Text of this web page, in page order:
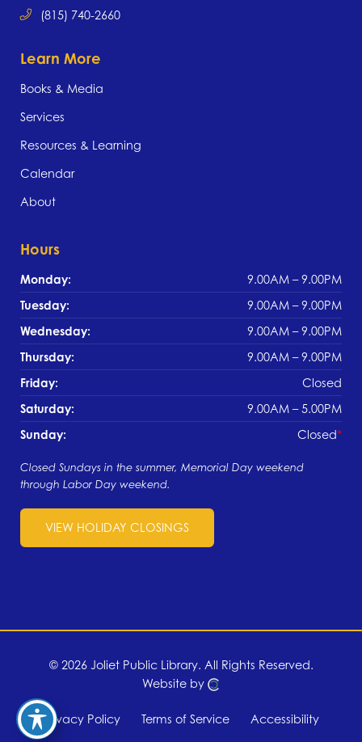
(815) 740-2660
Learn More
Books & Media
Services
Resources & Learning
Calendar
About
Hours
Monday:
9.00AM – 9.00PM
Tuesday:
9.00AM – 9.00PM
Wednesday:
9.00AM – 9.00PM
Thursday:
9.00AM – 9.00PM
Friday:
Closed
Saturday:
9.00AM – 5.00PM
Sunday:
Closed
Closed Sundays in the summer, Memorial Day weekend
through Labor Day weekend.
VIEW HOLIDAY CLOSINGS
© 2026 Joliet Public Library. All Rights Reserved.
Website by
Privacy Policy Terms of Service Accessibility